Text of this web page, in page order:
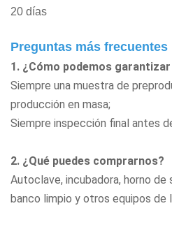
20 días
Preguntas más frecuentes
1. ¿Cómo podemos
Siempre una muestra de
producción en masa;
Siempre inspección final antes
2. ¿Qué puedes comprarnos?
Autoclave, incubadora, horno de
banco limpio y otros equipos de